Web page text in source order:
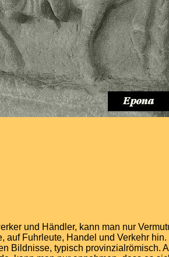
und Händler, kann man nur
Fuhrleute, Handel und Verkehr
Bildnisse, typisch provinzialrömisch.